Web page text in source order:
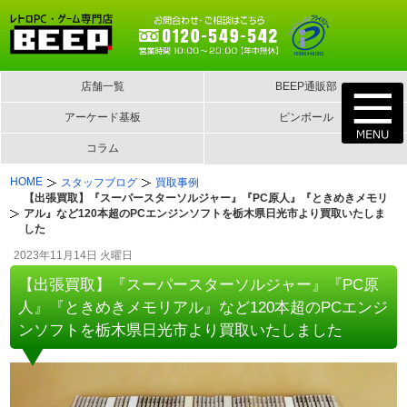
店舗一覧 BEEP通販部
アーケード基板 ピンボール
コラム
HOME スタッフブログ
買取事例
【出張買取】『スーパースターソルジャー』『PC原人』『ときめきメモリ
アル』など120本超のPCエンジンソフトを栃木県日光市より買取いたしま
した
2023年11月14日 火曜日
【出張買取】『スーパースターソルジャー』『PC原
人』『ときめきメモリアル』など120本超のPCエンジ
ンソフトを栃木県日光市より買取いたしました